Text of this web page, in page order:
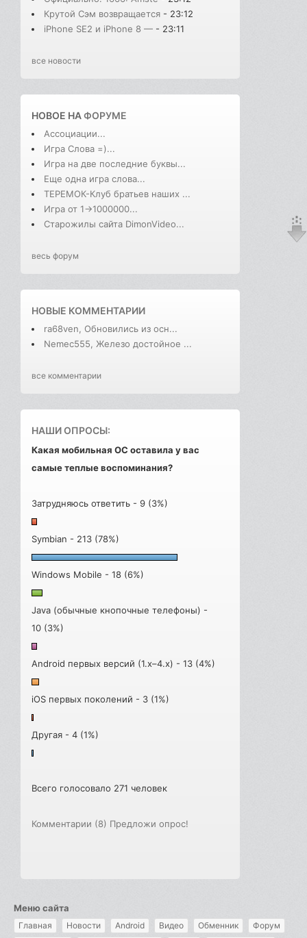
Крутой Сэм возвращается - 23:12
iPhone SE2 и iPhone 8 — - 23:11
все новости
НОВОЕ НАФОРУМЕ
Ассоциации...
Игра Слова =)...
Игра на две последние буквы...
Еще одна игра слова...
ТЕРЕМОК-Клуб братьев наших ...
Игра от 1->1000000...
Старожилы сайта DimonVideo...
весь форум
НОВЫЕ КОММЕНТАРИИ
ra68ven, Обновились из осн...
Nemec555, Железо достойное ...
все комментарии
НАШИ ОПРОСЫ:
Какая мобильная ОС оставила у вас
самые теплые воспоминания?
Затрудняюсь ответить - 9 (3%)
Symbian - 213 (78%)
Windows Mobile - 18 (6%)
Java (обычные кнопочные телефоны) -
10 (3%)
Android первых версий (1.x–4.x) - 13 (4%)
iOS первых поколений - 3 (1%)
Другая - 4 (1%)
Всего голосовало 271 человек
Комментарии (8) Предложи опрос!
Меню сайта
Главная Новости Android Видео Обменник Форум